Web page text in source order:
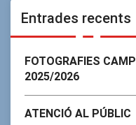
Entrades recents
FOTOGRAFIES
2025/2026
ATENCIÓ AL PÚBLIC